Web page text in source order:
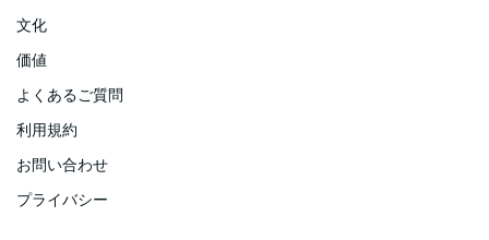
文化
価値
よくあるご質問
利用規約
お問い合わせ
プライバシー